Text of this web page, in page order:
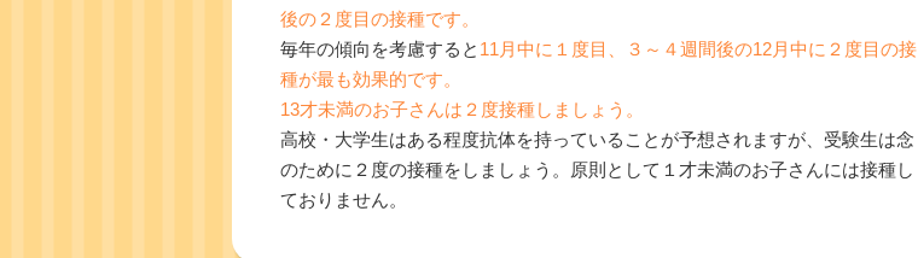
後の２度目の接種です。
毎年の傾向を考慮すると 11月中に１度目、３～４週間後の12月中に２度目の接
種が最も効果的です。
13才未満のお子さんは２度接種しましょう。
高校・大学生はある程度抗体を持っていることが予想されますが、受験生は念
のために２度の接種をしましょう。原則として１才未満のお子さんには接種し
ておりません。